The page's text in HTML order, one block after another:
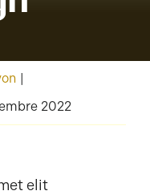
2022
elit